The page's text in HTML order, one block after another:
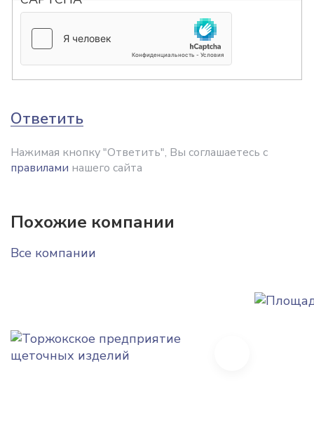
Ответить
Нажимая кнопку "Ответить", Вы соглашаетесь с
правилами нашего сайта
Похожие компании
Все компании